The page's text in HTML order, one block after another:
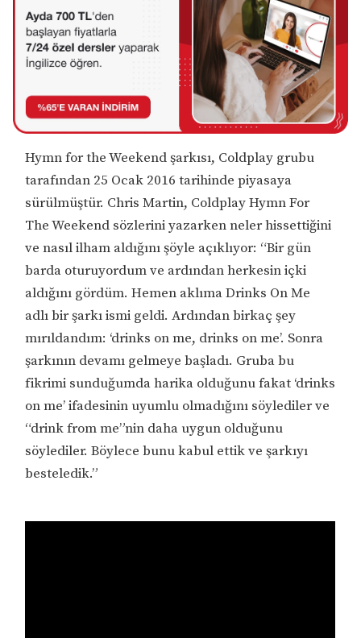
Hymn for the Weekend şarkısı, Coldplay grubu
tarafından 25 Ocak 2016 tarihinde piyasaya
sürülmüştür. Chris Martin, Coldplay Hymn For
The Weekend sözlerini yazarken neler hissettiğini
ve nasıl ilham aldığını şöyle açıklıyor: “Bir gün
barda oturuyordum ve ardından herkesin içki
aldığını gördüm. Hemen aklıma Drinks On Me
adlı bir şarkı ismi geldi. Ardından birkaç şey
mırıldandım: ‘drinks on me, drinks on me’. Sonra
şarkının devamı gelmeye başladı. Gruba bu
fikrimi sunduğumda harika olduğunu fakat ‘drinks
on me’ ifadesinin uyumlu olmadığını söylediler ve
“drink from me”nin daha uygun olduğunu
söylediler. Böylece bunu kabul ettik ve şarkıyı
besteledik.”